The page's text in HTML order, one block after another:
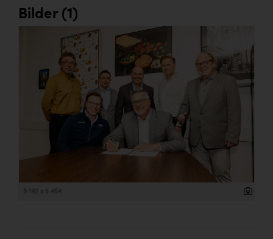
Bilder (1)
8 192 x 5 464